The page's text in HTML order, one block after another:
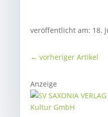
veröffentlicht am: 18.
←vorheriger Artikel
Anzeige